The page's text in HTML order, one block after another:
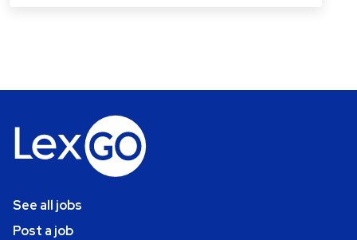
See all jobs
Post a job